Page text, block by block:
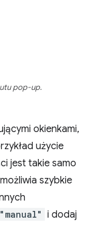
pop-up.
okienkami,
użycie
jest takie samo
szybkie
i dodaj